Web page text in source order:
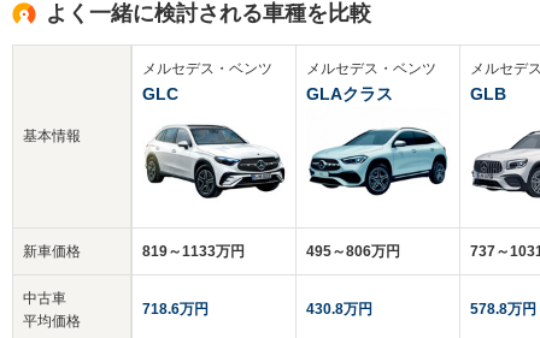
よく一緒に検討される車種を比較
基本情報
新車価格
中古車
平均価格
メルセデス・ベンツ
GLC
819～1133万円
718.6万円
メルセデス・ベンツ
GLAクラス
495～806万円
430.8万円
メルセデ
GLB
737～
578.8万円